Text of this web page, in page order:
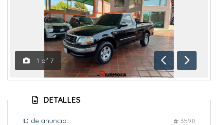
1 of 7
Anterior
DETALLES
ID de anuncio: 3598